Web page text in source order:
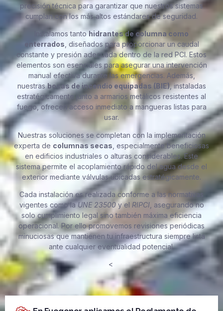
precisión técnica para garantizar que nuestros sistemas
cumplan con los más altos estándares de seguridad.
Instalamos tantohidrantes de columna como
enterrados , diseñados para proporcionar un caudal
constante y presión adecuada dentro de la red PCI. Estos
elementos son esenciales para asegurar una intervención
manual efectiva durante las emergencias. Además,
nuestrasbocas de incendio equipadas (BIE), instaladas
estratégicamente junto a armarios metálicos resistentes al
fuego, ofrecen acceso inmediato a mangueras listas para
usar.
Nuestras soluciones se completan con la implementación
experta de columnas secas , especialmente beneficiosas
en edificios industriales o alturas considerables. Este
sistema permite el acoplamiento rápido del agua desde el
exterior mediante válvulas ubicadas estratégicamente.
Cada instalación es realizada conforme a las normativas
vigentes como laUNE 23500y el RIPCI, asegurando no
solo cumplimiento legal sino también máxima eficiencia
operacional. Por ello promovemos revisiones periódicas
minuciosas que mantienen tu infraestructura siempre lista
ante cualquier eventualidad potencial.
<